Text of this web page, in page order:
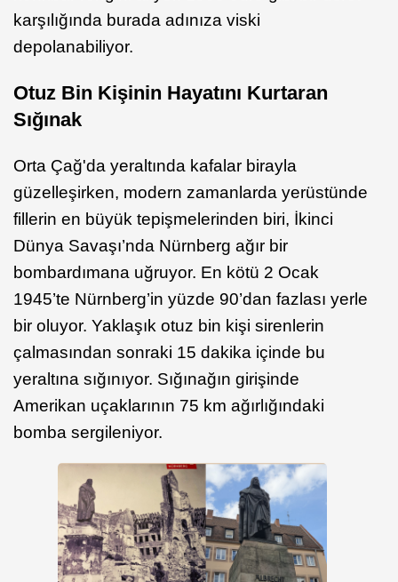
karşılığında burada adınıza viski
depolanabiliyor.
Otuz Bin Kişinin Hayatını Kurtaran
Sığınak
Orta Çağ'da yeraltında kafalar birayla
güzelleşirken, modern zamanlarda yerüstünde
fillerin en büyük tepişmelerinden biri, İkinci
Dünya Savaşı’nda Nürnberg ağır bir
bombardımana uğruyor. En kötü 2 Ocak
1945’te Nürnberg’in yüzde 90’dan fazlası yerle
bir oluyor. Yaklaşık otuz bin kişi sirenlerin
çalmasından sonraki 15 dakika içinde bu
yeraltına sığınıyor. Sığınağın girişinde
Amerikan uçaklarının 75 km ağırlığındaki
bomba sergileniyor.